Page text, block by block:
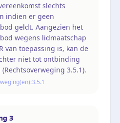
slechts
indien er geen
geldt. Aangezien het
wegens lidmaatschap
van toepassing is, kan de
niet tot ontbinding
3.5.1).
3.5.1
3